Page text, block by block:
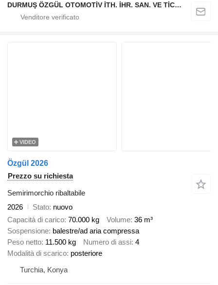
DURMUŞ ÖZGÜL OTOMOTİV İTH. İHR. SAN. VE TİC. A.Ş
VIDEO
Özgül 2026
Prezzo su richiesta
Semirimorchio ribaltabile
2026
Stato nuovo
Capacità di carico 70.000 kg Volume 36 m³
Sospensione balestre/ad aria compressa
Peso netto 11.500 kg Numero di assi 4
Modalità di scarico posteriore
Turchia, Konya